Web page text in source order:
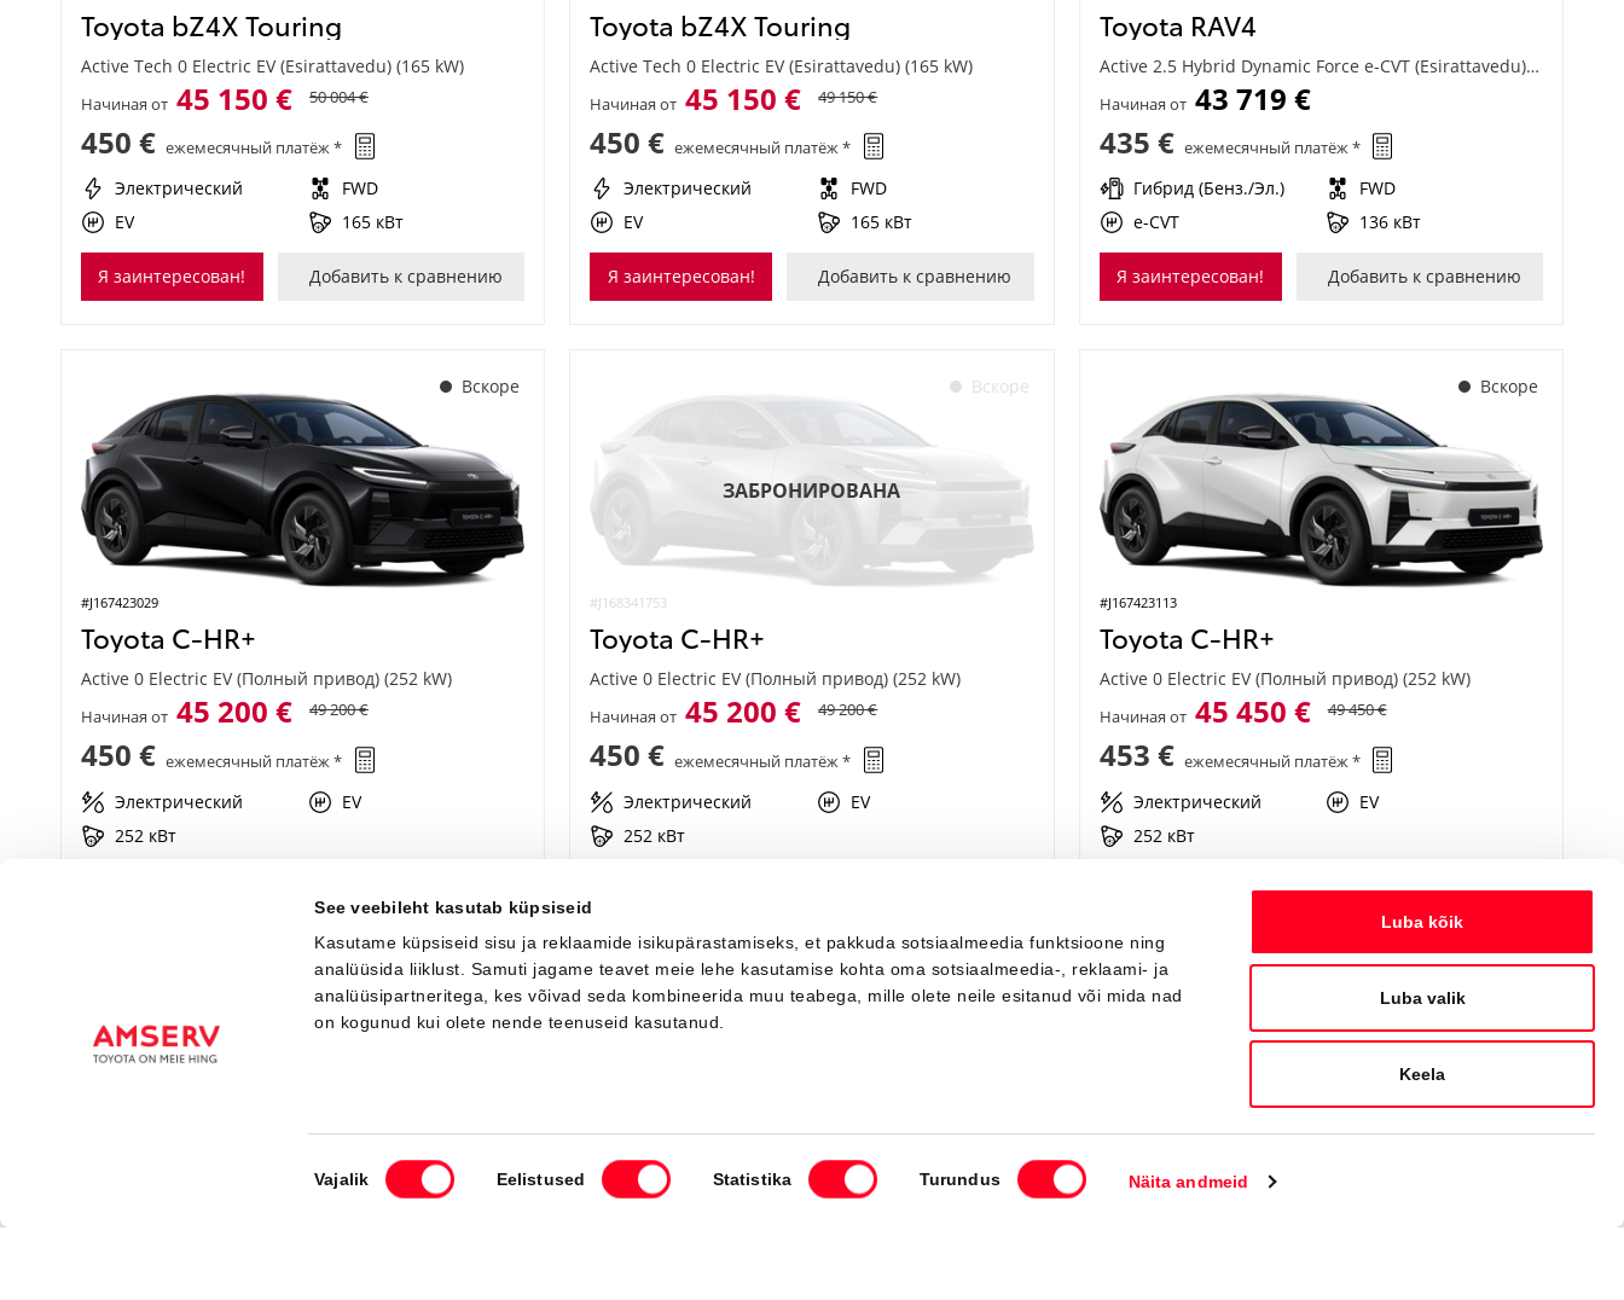
See veebileht kasutab küpsiseid
Kasutame küpsiseid sisu ja reklaamide isikupärastamiseks, et pakkuda sotsiaalmeedia funktsioone ning
analüüsida liiklust. Samuti jagame teavet meie lehe kasutamise kohta oma sotsiaalmeedia-, reklaami- ja
analüüsipartneritega, kes võivad seda kombineerida muu teabega, mille olete neile esitanud või mida nad
on kogunud kui olete nende teenuseid kasutanud.
Nõusoleku
valik
Vajalik Eelistused Statistika Turundus Näita andmeid
Luba kõik
Luba valik
Keela
Toyota bZ4X Touring
Active Tech 0 Electric EV (Esirattavedu) (165 kW)
Начиная от 45 150 € 50 004 €
450 € ежемесячный платёж *
Электрический
FWD
EV
165 кВт
Я заинтересован! Добавить к сравнению
Toyota bZ4X Touring
Active Tech 0 Electric EV (Esirattavedu) (165 kW)
Начиная от 45 150 € 49 150 €
450 € ежемесячный платёж *
Электрический
FWD
EV
165 кВт
Я заинтересован! Добавить к сравнению
Toyota RAV4
Active 2.5 Hybrid Dynamic Force e-CVT (Esirattavedu) (136 kW)
Начиная от 43 719 €
435 € ежемесячный платёж *
Гибрид (Бенз./Эл.)
FWD
e-CVT
136 кВт
Я заинтересован! Добавить к сравнению
Вскоре
#J167423029
Toyota C-HR+
Active 0 Electric EV (Полный привод) (252 kW)
Начиная от 45 200 € 49 200 €
450 € ежемесячный платёж *
Электрический
EV
252 кВт
Вскоре
#J168341753
ЗАБРОНИРОВАНА
Toyota C-HR+
Active 0 Electric EV (Полный привод) (252 kW)
Начиная от 45 200 € 49 200 €
450 € ежемесячный платёж *
Электрический
EV
252 кВт
Вскоре
#J167423113
Toyota C-HR+
Active 0 Electric EV (Полный привод) (252 kW)
Начиная от 45 450 € 49 450 €
453 € ежемесячный платёж *
Электрический
EV
252 кВт
Я заинтересован! Добавить к сравнению
Вскоре Вскоре